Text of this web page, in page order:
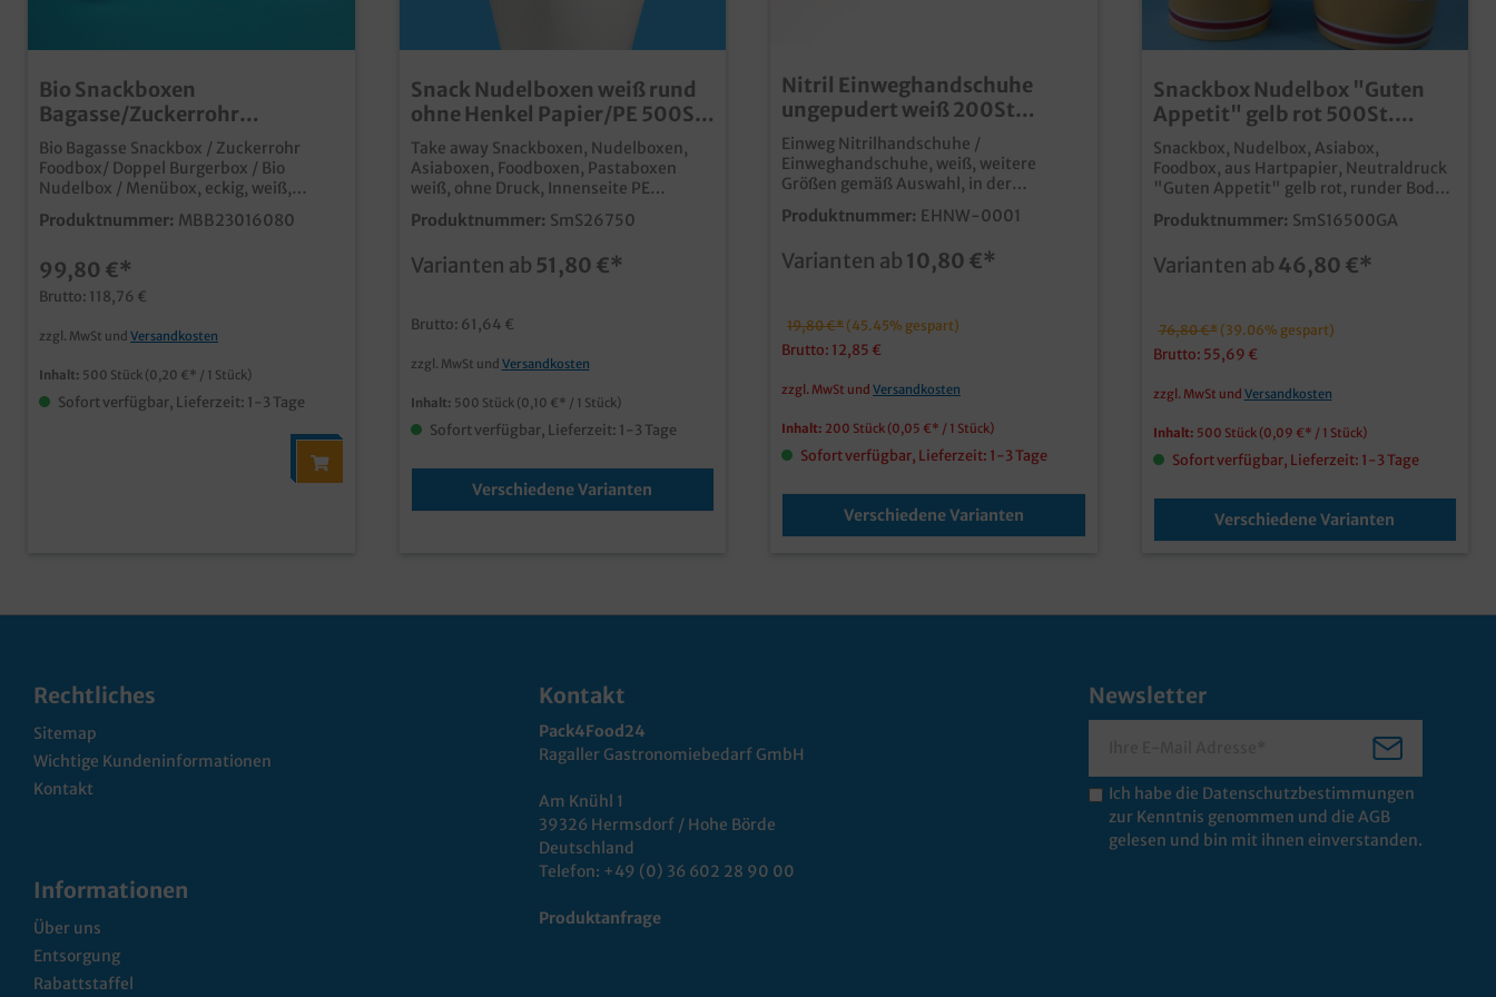
Bio Snackboxen
Bagasse/Zuckerrohr
244x162x72mm weiß 500St
Bio Bagasse Snackbox / Zuckerrohr
Foodbox/ Doppel Burgerbox / Bio
Nudelbox / Menübox, eckig, weiß,
ungeteilt, mit anhängendem Deckel,
244x162x72mm, ca. 900ml, 500 Stück
umweltfreundliche Snackbox aus
Bagasse/Zuckerrohr aus
nachwachsenden Rohstoffen und
kompostierbar ideal für Snacks,
Fingerfood, Fast Food, usw. fett- und
feuchtigkeitsresistent mikrowellenfest
nachhaltige Alternative zu
herkömmlichen Styroporboxen
Produktnummer: MBB23016080
99,80 €*
Brutto: 118,76 €
zzgl. MwSt und Versandkosten
Inhalt: 500 Stück (0,20 €* / 1 Stück)
Sofort verfügbar, Lieferzeit: 1-3 Tage
Snack Nudelboxen weiß rund
ohne Henkel Papier/PE 500St
versch. Größen
Take away Snackboxen, Nudelboxen,
Asiaboxen, Foodboxen, Pastaboxen
weiß, ohne Druck, Innenseite PE
beschichtet, 500Stück im Karton,
verschiedene Größen gemäß Auswahl
Heben Sie Ihren Lieferdienst oder Ihr
Snackbox aus Hartpapier Runder Boden,
Lebensmittelecht Perfekt für Nudeln,
Pommes, usw. auch in Ihrem
Wunschmotiv bedruckbar, fragen Sie
Produktnummer: SmS26750
Varianten ab 51,80 €*
Brutto: 61,64 €
zzgl. MwSt und Versandkosten
Inhalt: 500 Stück (0,10 €* / 1 Stück)
Sofort verfügbar, Lieferzeit: 1-3 Tage
Verschiedene Varianten
Nitril Einweghandschuhe
ungepudert weiß 200St
versch. Größen
Einweg Nitrilhandschuhe /
Einweghandschuhe, weiß, weitere
Größen gemäß Auswahl, in der
praktischen Spenderbox á 200 Stück
(S+M) 100St (L+XL) gepr. Nach
Medizinprodukt in Übereinstimmung
und reißfester als ein Latex- oder
Vinylprodukt ideal für Menschen mit
Latex Allergie kein Puderstaub da
ungepudert
Produktnummer: EHNW-0001
Varianten ab 10,80 €*
19,80 €* (45.45% gespart)
Brutto: 12,85 €
zzgl. MwSt und Versandkosten
Inhalt: 200 Stück (0,05 €* / 1 Stück)
Sofort verfügbar, Lieferzeit: 1-3 Tage
Verschiedene Varianten
Snackbox Nudelbox "Guten
Appetit" gelb rot 500St.
versch. Größen
Snackbox, Nudelbox, Asiabox,
Foodbox, aus Hartpapier, Neutraldruck
"Guten Appetit" gelb rot, runder Boden
eckige Faltschließe, 500 Stück im
Karton, verschiedene Größen gemäß
oder Ihr Essen zum Mitnehmen von der
eckiger Falt Verschluss Fettdicht &
Lebensmittelecht Perfekt für Nudeln,
Fingerfood, Döner, asiatische Gerichte
usw. auch in Ihrem Wunschmotiv
bedruckbar, fragen Sie einfachn
unseren Kundenservice
Produktnummer: SmS16500GA
Varianten ab 46,80 €*
76,80 €* (39.06% gespart)
Brutto: 55,69 €
zzgl. MwSt und Versandkosten
Inhalt: 500 Stück (0,09 €* / 1 Stück)
Sofort verfügbar, Lieferzeit: 1-3 Tage
Verschiedene Varianten
Rechtliches
Sitemap
Wichtige Kundeninformationen
Kontakt
Informationen
Über uns
Entsorgung
Rabattstaffel
Kontakt
Pack4Food24
Ragaller Gastronomiebedarf GmbH
Am Knühl 1
39326 Hermsdorf / Hohe Börde
Deutschland
Telefon: +49 (0) 36 602 28 90 00
Produktanfrage
Newsletter
Ich habe die Datenschutzbestimmungen
zur Kenntnis genommen und die AGB
gelesen und bin mit ihnen einverstanden.